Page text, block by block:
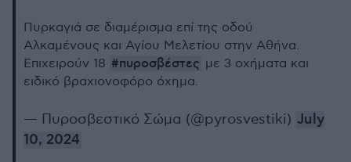
Πυρκαγιά σε διαμέρισμα επί της οδού
Αλκαμένους και Αγίου Μελετίου στην Αθήνα.
Επιχειρούν 18 #πυροσβέστες με 3 οχήματα και
ειδικό βραχιονοφόρο όχημα.
— Πυροσβεστικό Σώμα (@pyrosvestiki) July
10, 2024